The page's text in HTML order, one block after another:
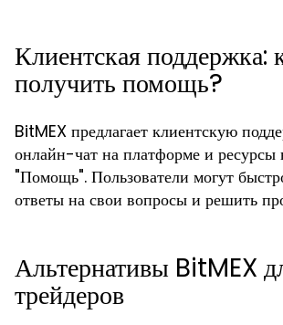
Клиентская поддержка:
получить помощь?
BitMEX предлагает клиентскую
онлайн-чат на платформе и ресурсы
"Помощь". Пользователи могут
ответы на свои вопросы и решить
Альтернативы BitMEX
трейдеров